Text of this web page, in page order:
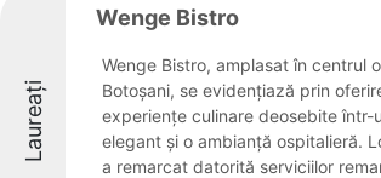
Laureați
Wenge Bistro
Wenge Bistro, amplasat în centrul
Botoșani, se evidențiază prin
experiențe culinare deosebite într-
elegant și o ambianță ospitalieră.
a remarcat datorită serviciilor